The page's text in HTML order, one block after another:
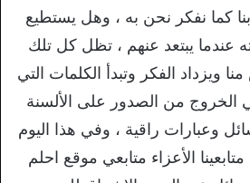
كما نفكر نحن به ، وهل يستطيع
عندما يبتعد عنهم ، تظل كل تلك
ويزداد الفكر وتبدأ الكلمات التي
الخروج من الصدور على الألسنة
وعبارات راقية ، وفي هذا اليوم
الأعزاء متابعي موقع احلم